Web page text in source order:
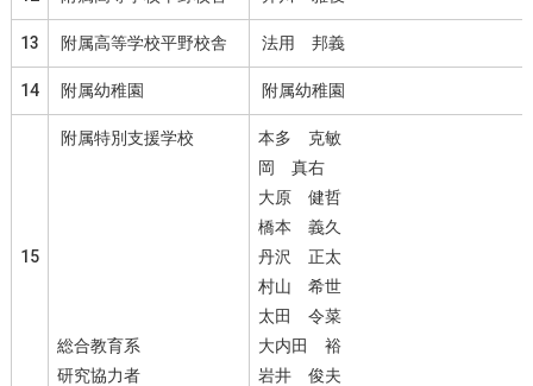
13 附属高等学校平野校舎 法用 邦義
14 附属幼稚園 附属幼稚園
15
附属特別支援学校
総合教育系
研究協力者
本多 克敏
岡 真右
大原 健哲
橋本 義久
丹沢 正太
村山 希世
太田 令菜
大内田 裕
岩井 俊夫